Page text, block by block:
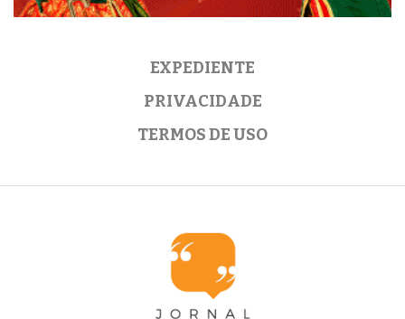
EXPEDIENTE
PRIVACIDADE
TERMOS DE USO